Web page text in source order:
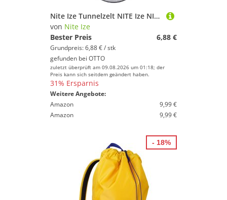
Nite Ize Tunnelzelt NITE Ize NI-SB4-03-11 Karabiner S-Biner Gr. 4 89 mm x 38 mm 1 St.
von Nite Ize
Bester Preis
6,88 €
Grundpreis: 6,88 € / stk
gefunden bei OTTO
zuletzt überprüft am 09.08.2026 um 01:18; der
Preis kann sich seitdem geändert haben.
31% Ersparnis
Weitere Angebote:
Amazon
9,99 €
Amazon
9,99 €
- 18%